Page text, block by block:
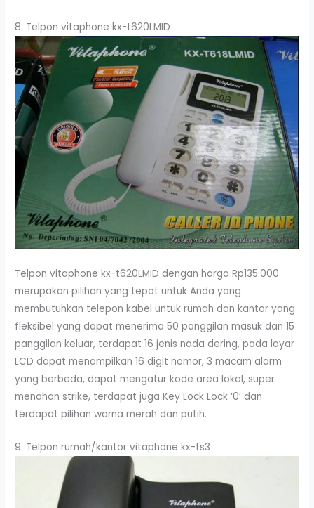
8. Telpon vitaphone kx-t620LMID
Telpon vitaphone kx-t620LMID dengan harga Rp135.000
merupakan pilihan yang tepat untuk Anda yang
membutuhkan telepon kabel untuk rumah dan kantor yang
fleksibel yang dapat menerima 50 panggilan masuk dan 15
panggilan keluar, terdapat 16 jenis nada dering, pada layar
LCD dapat menampilkan 16 digit nomor, 3 macam alarm
yang berbeda, dapat mengatur kode area lokal, super
menahan strike, terdapat juga Key Lock Lock ‘0’ dan
terdapat pilihan warna merah dan putih.
9. Telpon rumah/kantor vitaphone kx-ts3